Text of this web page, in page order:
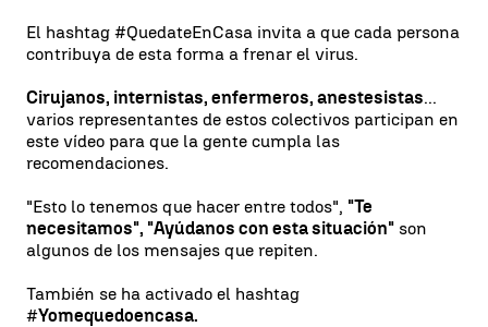
El hashtag #QuedateEnCasa invita a que cada persona
contribuya de esta forma a frenar el virus.
Cirujanos, internistas, enfermeros, anestesistas...
varios representantes de estos colectivos participan en
este vídeo para que la gente cumpla las
recomendaciones.
"Esto lo tenemos que hacer entre todos", "Te
necesitamos", "Ayúdanos con esta situación" son
algunos de los mensajes que repiten.
También se ha activado el hashtag
#Yomequedoencasa.